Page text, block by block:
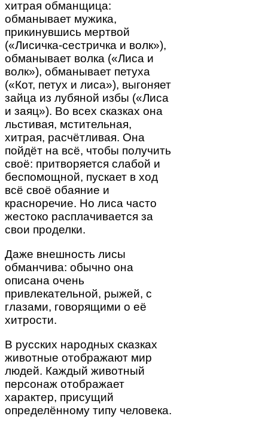
хитрая обманщица:
обманывает мужика,
прикинувшись мертвой
(«Лисичка-сестричка и волк»),
обманывает волка («Лиса и
волк»), обманывает петуха
(«Кот, петух и лиса»), выгоняет
зайца из лубяной избы («Лиса
и заяц»). Во всех сказках она
льстивая, мстительная,
хитрая, расчётливая. Она
пойдёт на всё, чтобы получить
своё: притворяется слабой и
беспомощной, пускает в ход
всё своё обаяние и
красноречие. Но лиса часто
жестоко расплачивается за
свои проделки.
Даже внешность лисы
обманчива: обычно она
описана очень
привлекательной, рыжей, с
глазами, говорящими о её
хитрости.
В русских народных сказках
животные отображают мир
людей. Каждый животный
персонаж отображает
характер, присущий
определённому типу человека.